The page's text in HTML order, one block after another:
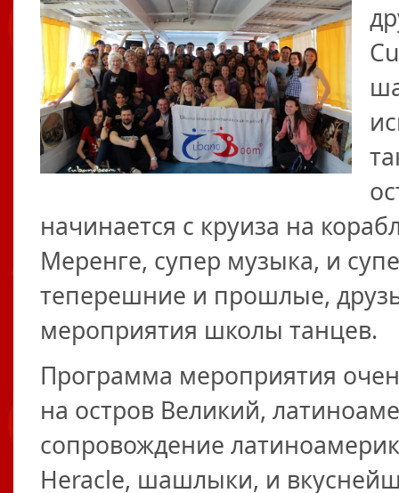
начинается с круиза на
Меренге, супер музыка, и
теперешние и прошлые,
мероприятия школы танцев.
Программа мероприятия
на остров Великий,
сопровождение
Heracle, шашлыки, и